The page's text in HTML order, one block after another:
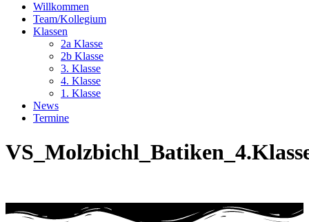
Willkommen
Team/Kollegium
Klassen
2a Klasse
2b Klasse
3. Klasse
4. Klasse
1. Klasse
News
Termine